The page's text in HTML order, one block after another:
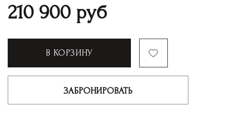
210 900 руб
В КОРЗИНУ
ЗАБРОНИРОВАТЬ